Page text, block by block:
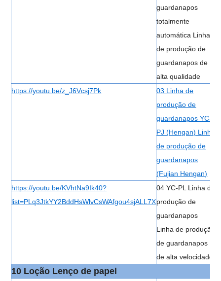
guardanapos
totalmente
automática Linha
de produção de
guardanapos de
alta qualidade
https://youtu.be/z_J6Vcsj7Pk
03 Linha de
produção de
guardanapos YC-
PJ (Hengan) Linha
de produção de
guardanapos
(Fujian Hengan)
https://youtu.be/KVhtNa9Ik40?
list=PLq3JtkYY2BddHsWlvCsWAfgou4sjALL7X
04 YC-PL Linha de
produção de
guardanapos
Linha de produção
de guardanapos
de alta velocidade
10 Loção Lenço de papel